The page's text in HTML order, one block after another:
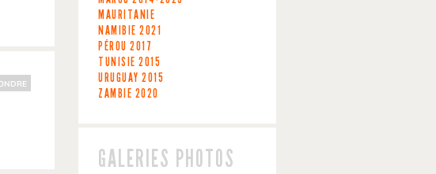
MAURITANIE
NAMIBIE 2021
PÉROU 2017
TUNISIE 2015
URUGUAY 2015
ZAMBIE 2020
GALERIES PHOTOS